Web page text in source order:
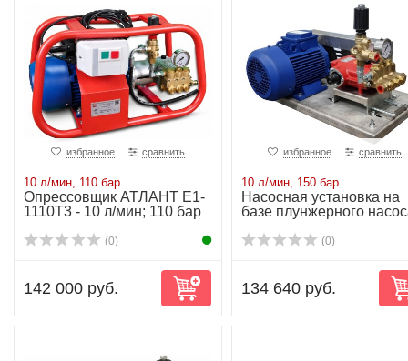
избранное сравнить
10 л/мин, 110 бар
Опрессовщик АТЛАНТ Е1-
1110Т3 - 10 л/мин; 110 бар
(0)
142 000 руб.
избранное сравнить
10 л/мин, 150 бар
Насосная установка на
базе плунжерного
(0)
134 640 руб.